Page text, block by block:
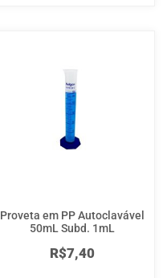
Proveta em PP Autoclavável
50mL Subd. 1mL
R$7,40